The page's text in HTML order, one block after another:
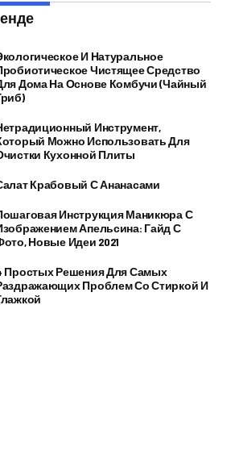
И Натуральное
Чистящее Средство
Дома На Основе Комбучи (чайный
Инструмент,
Можно Использовать Для
Кухонной Плиты
Крабовый С Ананасами
Инструкция Маникюра С
Апельсина: Гайд С
Новые Идеи 2021
Простых Решения Для Самых
Проблем Со Стиркой И